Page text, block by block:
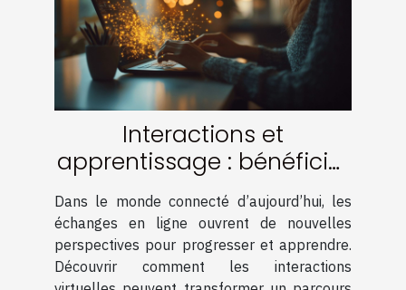
Interactions et
apprentissage : bénéficier
de la communauté en
ligne
Dans le monde connecté d’aujourd’hui, les
échanges en ligne ouvrent de nouvelles
perspectives pour progresser et apprendre.
Découvrir comment les interactions